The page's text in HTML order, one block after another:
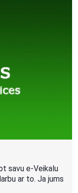
savu e-Veikalu
ar to. Ja jums